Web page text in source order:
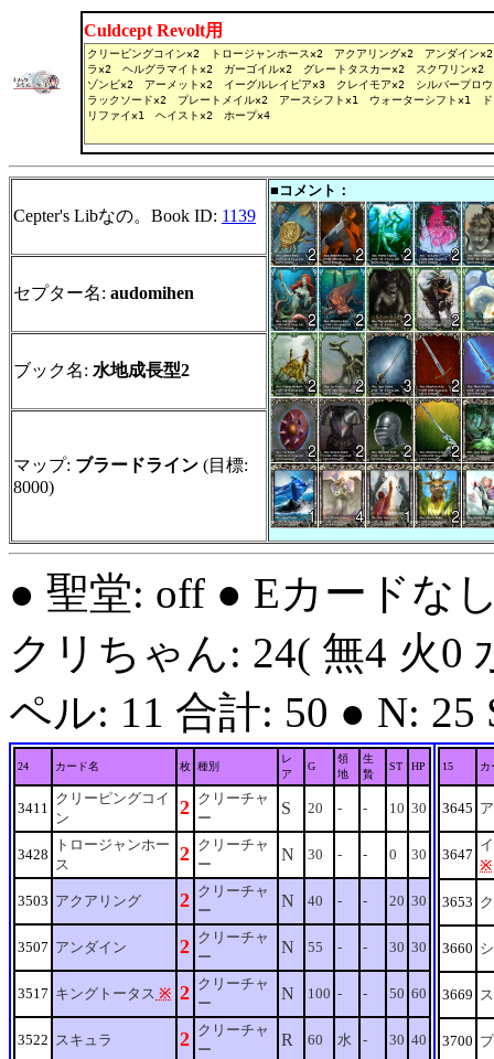
Culdcept Revolt用
Cepter's Libなの。Book ID: 1139
■コメント：
セプター名: audomihen
ブック名: 水地成長型2
マップ: ブラードライン (目標:
8000)
● 聖堂: off ● Eカードな
クリちゃん: 24( 無4 火0
ペル: 11 合計: 50 ● N: 25
24 カード名 枚 種別
レ
ア
G
領
地
生
贄
ST HP
3411
クリーピングコイ
ン
2 クリーチャ
ー
S 20 - - 10 30
3428
トロージャンホー
ス
2 クリーチャ
ー
N 30 - - 0 30
3503 アクアリング 2 クリーチャ
ー
N 40 - - 20 30
3507 アンダイン 2 クリーチャ
ー
N 55 - - 30 30
3517 キングトータス ※ 2 クリーチャ
ー
N 100 - - 50 60
3522 スキュラ 2 クリーチャ
ー
R 60 水 - 30 40
15 カ
3645
3647
※
3653
3660
3669
3700